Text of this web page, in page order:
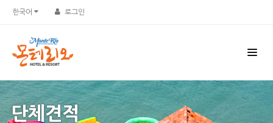
한국어 로그인
단체견적